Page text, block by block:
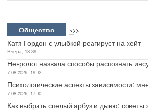
Общество >>>
Катя Гордон с улыбкой реагирует на хейт
Вчера, 18:39
Невролог назвала способы распознать
7-08-2026, 19:02
Психологические аспекты зависимости:
7-08-2026, 17:00
Как выбрать спелый арбуз и дыню: советы